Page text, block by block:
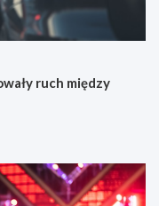
ruch między